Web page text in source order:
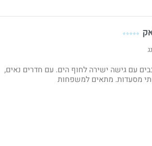
⭐⭐⭐⭐⭐
5 כוכבים עם גישה ישירה לחוף הים. עם חדרים נאים,